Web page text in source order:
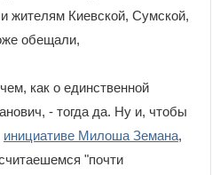
жителям Киевской, Сумской,
обещали,
как о единственной
- тогда да. Ну и, чтобы
инициативе Милоша Земана,
"почти